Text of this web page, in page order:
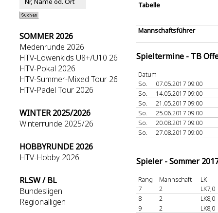
SOMMER 2026
Medenrunde 2026
HTV-Löwenkids U8+/U10 26
HTV-Pokal 2026
HTV-Summer-Mixed Tour 26
HTV-Padel Tour 2026
WINTER 2025/2026
Winterrunde 2025/26
HOBBYRUNDE 2026
HTV-Hobby 2026
RLSW / BL
Bundesligen
Regionalligen
Tabelle
Mannschaftsführer
Spieltermine - TB
Datum
So.
07.05.2017 09:00
So.
14.05.2017 09:00
So.
21.05.2017 09:00
So.
25.06.2017 09:00
So.
20.08.2017 09:00
So.
27.08.2017 09:00
Spieler - Sommer
Rang Mannschaft
LK
7
2
LK7,0
8
2
LK8,0
9
2
LK8,0